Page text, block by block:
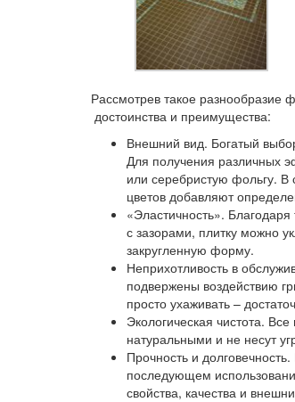
Рассмотрев такое разнообразие
достоинства и преимущества:
Внешний вид. Богатый
Для получения различных
или серебристую фольгу. В
цветов добавляют
«Эластичность».
с зазорами, плитку можно
закругленную форму.
Неприхотливость в
подвержены воздействию
просто ухаживать –
Экологическая чистота. Все
натуральными и не несут
Прочность и долговечность.
последующем
свойства, качества и